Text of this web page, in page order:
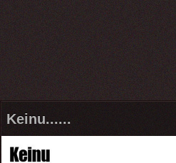
Keinu......